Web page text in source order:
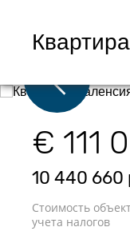
€ 111
10 440 660
Стоимость
учета налогов